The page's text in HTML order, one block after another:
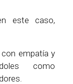
este caso,
empatía y
como